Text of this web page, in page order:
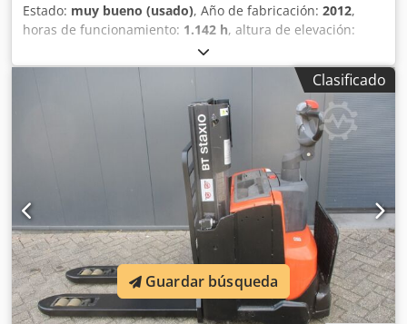
Estado: muy bueno (usado), Año de fabricación: 2012,
horas de funcionamiento: 1.142 h, altura de elevación:
1.580 mm
eléctrico, longitud de la horquilla:1.150 mm, altura total:
otro
, MMA: 760 kg Capacidad de carga:
2.000 kg Dcodpfx Aezpyz Denmek PILAS NUEVAS DE 24 V
2PzS 180 Ah con sistema de llenado centralizado, cargador
de alta frecuencia de 220 V integrado, doble plataforma,
elevación inicial, capacidad de elevación de las horquillas
inferiores: 2000 kg, capacidad de elevación de las
horquillas del mástil: 800 kg, dimensiones de las
horquillas: 1150 x 570 mm, modelo BT TOYOTA SWE 080L,
rodillos dobles para horquillas.
Clasificado
Guardar búsqueda